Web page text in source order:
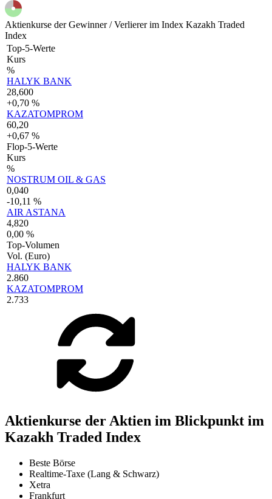
Aktienkurse der Gewinner / Verlierer im Index Kazakh Traded
Index
Top-5-Werte
Kurs
%
HALYK BANK
28,600
+0,70 %
KAZATOMPROM
60,20
+0,67 %
Flop-5-Werte
Kurs
%
NOSTRUM OIL & GAS
0,040
-10,11 %
AIR ASTANA
4,820
0,00 %
Top-Volumen
Vol. (Euro)
HALYK BANK
2.860
KAZATOMPROM
2.733
Aktienkurse der Aktien im Blickpunkt im
Kazakh Traded Index
Beste Börse
Realtime-Taxe (Lang & Schwarz)
Xetra
Frankfurt